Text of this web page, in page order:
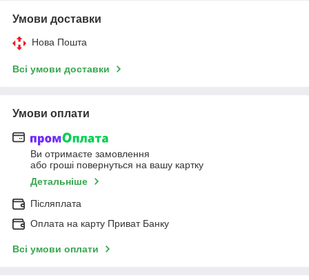
Умови доставки
Нова Пошта
Всі умови доставки
Умови оплати
Ви отримаєте замовлення
або гроші повернуться на вашу картку
Детальніше
Післяплата
Оплата на карту Приват Банку
Всі умови оплати